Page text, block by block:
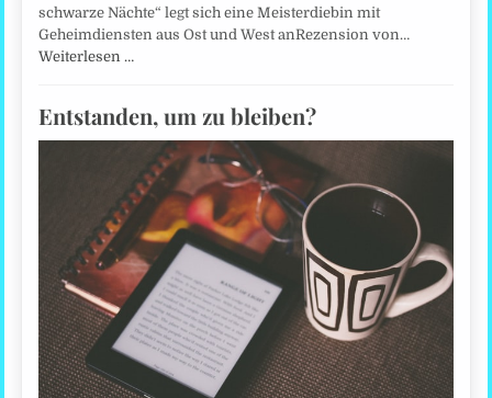
schwarze Nächte“ legt sich eine Meisterdiebin mit
Geheimdiensten aus Ost und West anRezension von…
Weiterlesen …
Entstanden, um zu bleiben?